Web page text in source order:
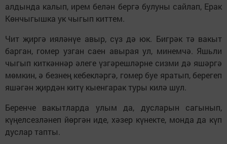
алдында калып, ирем белән бергә булуны сайлап, Ерак
Көнчыгышка ук чыгып киттем.
Чит җиргә ияләнүе авыр, сүз дә юк. Бигрәк тә вакыт
барган, гомер узган саен авырая ул, минемчә. Яшьли
чыгып киткәннәр әлеге үзгәрешләрне сизми дә яшәргә
мөмкин, ә безнең кебекләргә, гомер буе яратып, берегеп
яшәгән җирдән китү кыенгарак туры килә шул.
Беренче вакытларда улым да, дусларын сагынып,
күңелсезләнеп йөргән иде, хәзер күнекте, монда да күп
дуслар тапты.